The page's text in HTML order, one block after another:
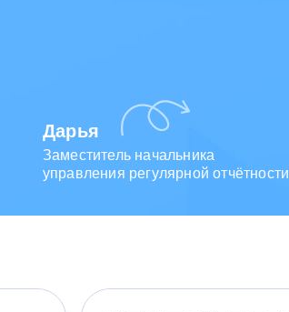
Дарья
Заместитель начальника
управления регулярной отчётности